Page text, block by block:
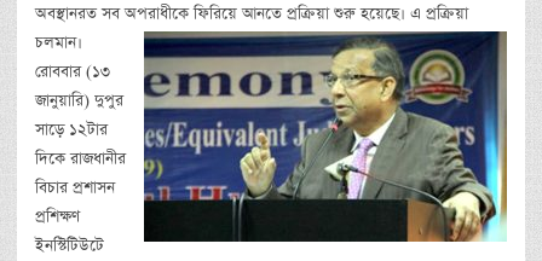
অবস্থানরত সব অপরাধীকে ফিরিয়ে আনতে প্রক্রিয়া শুরু হয়েছে। এ প্রক্রিয়া
চলমান।
রোববার (১৩
জানুয়ারি) দুপুর
সাড়ে ১২টার
দিকে রাজধানীর
বিচার প্রশাসন
প্রশিক্ষণ
ইনস্টিটিউটে